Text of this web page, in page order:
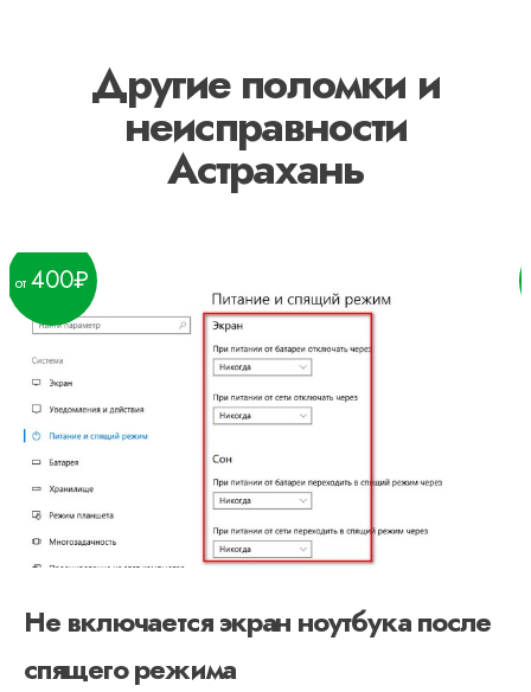
Другие поломки и
неисправности
Астрахань
Не включается экран ноутбука после
спящего режима
400